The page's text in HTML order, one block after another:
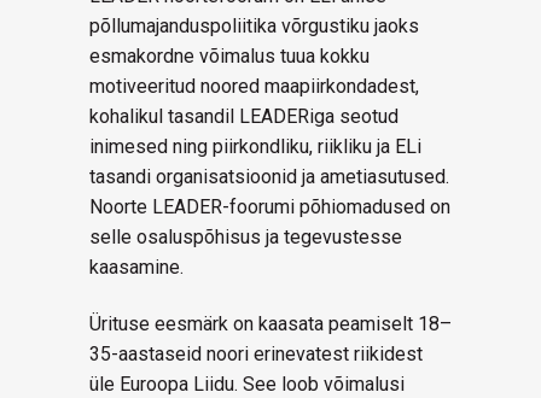
põllumajanduspoliitika võrgustiku jaoks
esmakordne võimalus tuua kokku
motiveeritud noored maapiirkondadest,
kohalikul tasandil LEADERiga seotud
inimesed ning piirkondliku, riikliku ja ELi
tasandi organisatsioonid ja ametiasutused.
Noorte LEADER-foorumi põhiomadused on
selle osaluspõhisus ja tegevustesse
kaasamine.
Ürituse eesmärk on kaasata peamiselt 18–
35-aastaseid noori erinevatest riikidest
üle Euroopa Liidu. See loob võimalusi